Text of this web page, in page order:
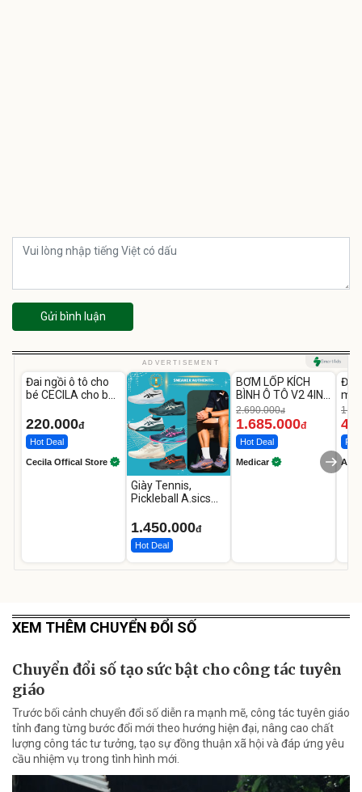
Gửi bình luận
ADVERTISEMENT
Đai ngồi ô tô cho
bé CECILA cho bé
220.000đ
Hot Deal
Cecila Offical Store
Giày Tennis,
Pickleball A.sics
Các Phối Màu
1.450.000đ
Hot Deal
-37%
BƠM LỐP KÍCH
BÌNH Ô TÔ V2 4IN1
Medicar
12.000mAh
2.690.000đ
1.685.000đ
Hot Deal
Medicar A
XEM THÊM CHUYỂN ĐỔI SỐ
Chuyển đổi số tạo sức bật cho công tác tuyên
giáo
Trước bối cảnh chuyển đổi số diễn ra mạnh mẽ, công tác tuyên giáo
tỉnh đang từng bước đổi mới theo hướng hiện đại, nâng cao chất
lượng công tác tư tưởng, tạo sự đồng thuận xã hội và đáp ứng yêu
cầu nhiệm vụ trong tình hình mới.